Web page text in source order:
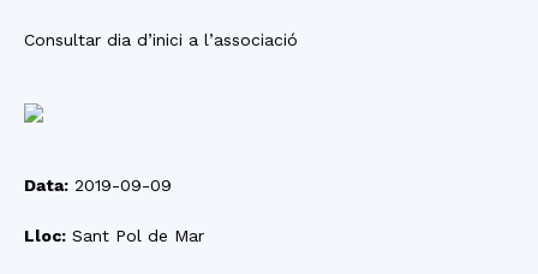
Consultar dia d’inici a l’associació
Data: 2019-09-09
Lloc: Sant Pol de Mar